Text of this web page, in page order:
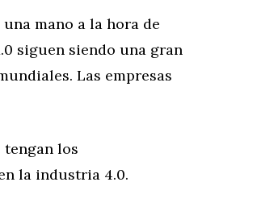
mano a la hora de
siguen siendo una gran
Las empresas
tengan los
la industria 4.0.